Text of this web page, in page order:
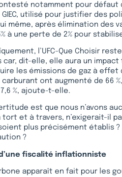
notamment pour défaut
GIEC, utilisé pour justifier des
même, après élimination des
à une perte de 2% pour
l’UFC-Que Choisir
car, dit-elle, elle aura un
les émissions de gaz à effet
carburant ont augmenté de 66
%, ajoute-t-elle.
est que nous n’avons
tort et à travers, n’exigerait-il
plus précisément établis
?
fiscalité inflationniste
apparaît en fait pour les